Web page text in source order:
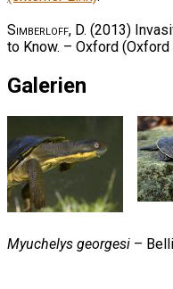
Simberloff, D. (2013)
to Know. – Oxford
Galerien
Myuchelys georgesi –